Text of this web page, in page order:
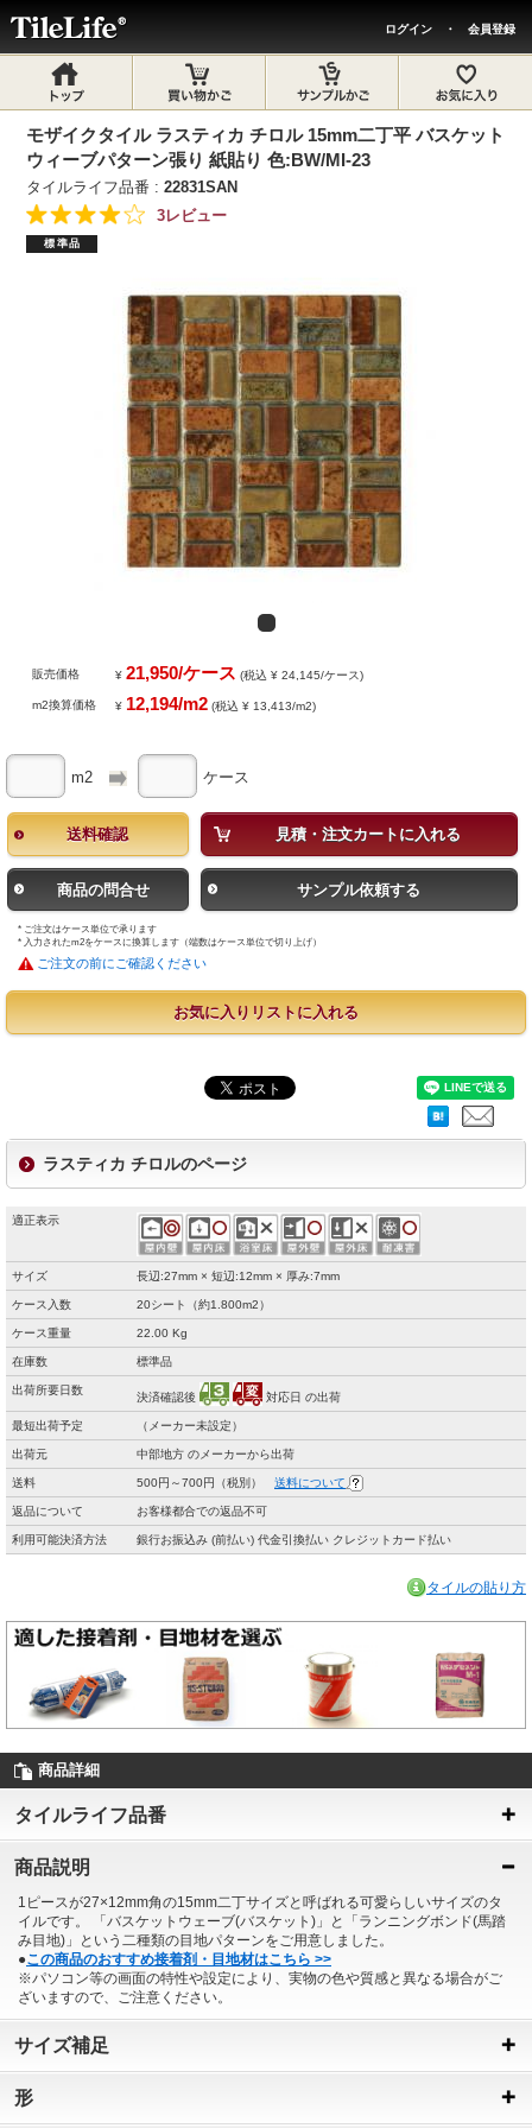
ログイン ・ 会員登録
モザイクタイル ラスティカ チロル 15mm二丁平 バスケット
ウィーブパターン張り 紙貼り 色:BW/MI-23
タイルライフ品番 :22831SAN
3レビュー
標準品
販売価格 ¥21,950/ケース (税込 ¥ 24,145/ケース)
m2換算価格 ¥ 12,194/m2 (税込 ¥ 13,413/m2)
m2 ケース
送料確認 見積・注文カートに入れる
商品の問合せ サンプル依頼する
* ご注文はケース単位で承ります
* 入力されたm2をケースに換算します（端数はケース単位で切り上げ）
ご注文の前にご確認ください
お気に入りリストに入れる
ラスティカ チロルのページ
適正表示
サイズ 長辺:27mm × 短辺:12mm × 厚み:7mm
ケース入数 20シート（約1.800m2）
ケース重量 22.00 Kg
在庫数 標準品
出荷所要日数
決済確認後 対応日 の出荷
最短出荷予定 （メーカー未設定）
出荷元 中部地方 のメーカーから出荷
送料 500円～700円（税別） 送料について
返品について お客様都合での返品不可
利用可能決済方法 銀行お振込み (前払い) 代金引換払い クレジットカード払い
タイルの貼り方
商品詳細
タイルライフ品番
商品説明
1ピースが27×12mm角の15mm二丁サイズと呼ばれる可愛らしいサイズのタ
イルです。 「バスケットウェーブ(バスケット)」と「ランニングボンド(馬踏
み目地)」という二種類の目地パターンをご用意しました。
●この商品のおすすめ接着剤・目地材はこちら >>
※パソコン等の画面の特性や設定により、実物の色や質感と異なる場合がご
ざいますので、ご注意ください。
サイズ補足
形